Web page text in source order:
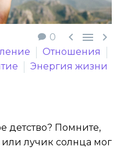
0   
Отношения
Энергия жизни
детство? Помните,
лучик солнца мог